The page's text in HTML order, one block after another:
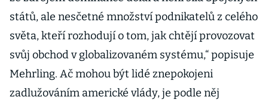
států, ale nesčetné množství podnikatelů z celého
světa, kteří rozhodují o tom, jak chtějí provozovat
svůj obchod v globalizovaném systému,“ popisuje
Mehrling. Ač mohou být lidé znepokojeni
zadlužováním americké vlády, je podle něj